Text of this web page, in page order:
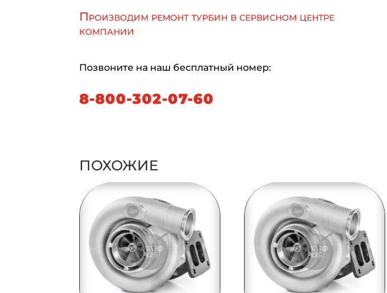
Производим ремонт турбин в сервисном центре
компании
Позвоните на наш бесплатный номер:
8-800-302-07-60
ПОХОЖИЕ